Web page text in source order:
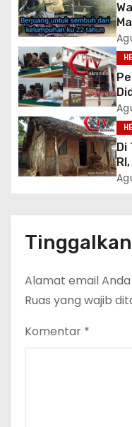
Di
Alamat email
Ruas yang wajib
Komentar *